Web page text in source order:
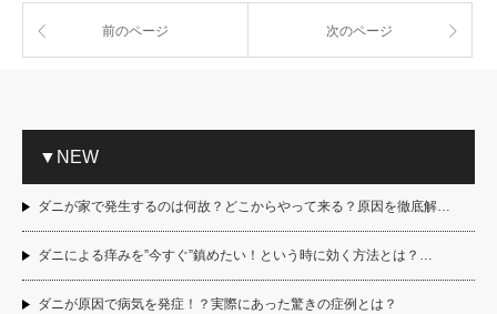
前のページ 次のページ
▼NEW
ダニが家で発生するのは何故？どこからやって来る？原因を徹底解…
ダニによる痒みを”今すぐ”鎮めたい！という時に効く方法とは？…
ダニが原因で病気を発症！？実際にあった驚きの症例とは？